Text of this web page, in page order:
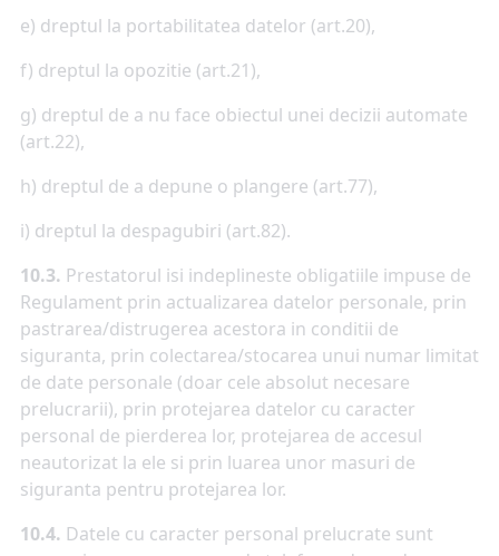
e) dreptul la portabilitatea datelor (art.20),
f) dreptul la opozitie (art.21),
g) dreptul de a nu face obiectul unei decizii automate
(art.22),
h) dreptul de a depune o plangere (art.77),
i) dreptul la despagubiri (art.82).
10.3. Prestatorul isi indeplineste obligatiile impuse de
Regulament prin actualizarea datelor personale, prin
pastrarea/distrugerea acestora in conditii de
siguranta, prin colectarea/stocarea unui numar limitat
de date personale (doar cele absolut necesare
prelucrarii), prin protejarea datelor cu caracter
personal de pierderea lor, protejarea de accesul
neautorizat la ele si prin luarea unor masuri de
siguranta pentru protejarea lor.
10.4. Datele cu caracter personal prelucrate sunt